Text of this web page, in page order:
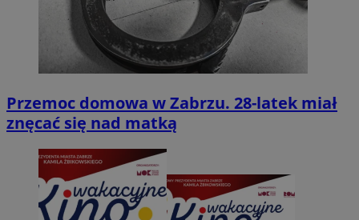
Przemoc domowa w Zabrzu. 28-latek miał
znęcać się nad matką